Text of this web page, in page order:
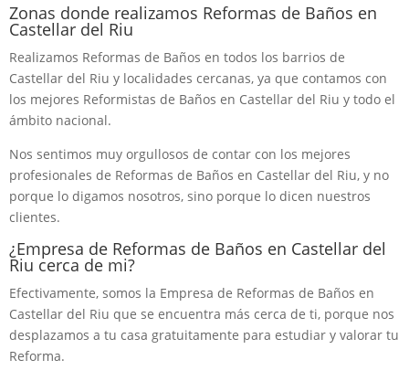
Zonas donde realizamos Reformas de Baños en
Castellar del Riu
Realizamos Reformas de Baños en todos los barrios de
Castellar del Riu y localidades cercanas, ya que contamos con
los mejores Reformistas de Baños en Castellar del Riu y todo el
ámbito nacional.
Nos sentimos muy orgullosos de contar con los mejores
profesionales de Reformas de Baños en Castellar del Riu, y no
porque lo digamos nosotros, sino porque lo dicen nuestros
clientes.
¿Empresa de Reformas de Baños en Castellar del
Riu cerca de mi?
Efectivamente, somos la Empresa de Reformas de Baños en
Castellar del Riu que se encuentra más cerca de ti, porque nos
desplazamos a tu casa gratuitamente para estudiar y valorar tu
Reforma.